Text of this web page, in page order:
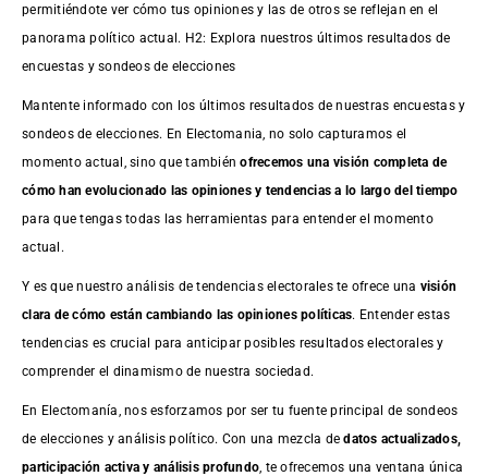
permitiéndote ver cómo tus opiniones y las de otros se reflejan en el
panorama político actual. H2: Explora nuestros últimos resultados de
encuestas y sondeos de elecciones
Mantente informado con los últimos resultados de nuestras encuestasy
sondeos de elecciones. En Electomania, no solo capturamos el
momento actual, sino que tambiénofrecemos una visión completa de
cómo han evolucionado las opiniones y tendencias a lo largo del tiempo
para que tengas todas las herramientas para entender el momento
actual.
Y es que nuestro análisis de tendencias electorales te ofrece una visión
clara de cómo están cambiando las opiniones políticas. Entender estas
tendencias es crucial para anticipar posibles resultados electorales y
comprender el dinamismo de nuestra sociedad.
En Electomanía, nos esforzamos por ser tu fuente principal de sondeos
de elecciones y análisis político. Con una mezcla dedatos actualizados,
participación activa y análisis profundo, te ofrecemos una ventana única